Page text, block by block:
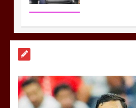
0 5